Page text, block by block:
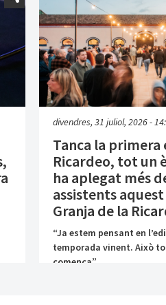
divendres, 31 juliol, 2026 -
Tanca la primera
Ricardeo, tot un
ha aplegat més
assistents
Granja de la
“Ja estem pensant en
temporada vinent. Això
comença”,...